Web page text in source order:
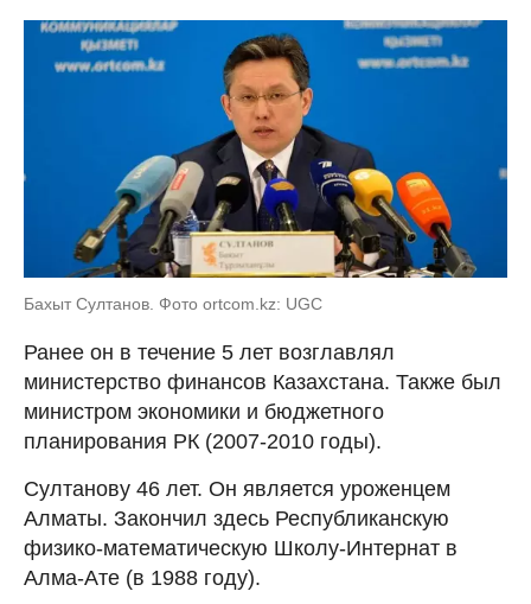
Бахыт Султанов. Фото ortcom.kz: UGC
Ранее он в течение 5 лет возглавлял
министерство финансов Казахстана. Также был
министром экономики и бюджетного
планирования РК (2007-2010 годы).
Султанову 46 лет. Он является уроженцем
Алматы. Закончил здесь Республиканскую
физико-математическую Школу-Интернат в
Алма-Ате (в 1988 году).